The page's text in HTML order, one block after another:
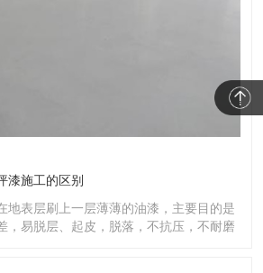
漆施工的区别
地表层刷上一层薄薄的油漆，主要目的是
，易脱层、起皮，脱落，不抗压，不耐磨